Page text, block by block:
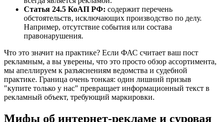
Статья 24.5 КоАП РФ: содержит перечень
обстоятельств, исключающих производство по делу.
Например, отсутствие события или состава
правонарушения.
Что это значит на практике? Если ФАС считает ваш пост
рекламным, а вы уверены, что это просто обзор ассортимента,
мы апеллируем к разъяснениям ведомства и судебной
практике. Граница очень тонкая: один лишний призыв
"купите только у нас" превращает информационный текст в
рекламный объект, требующий маркировки.
Мифы об интернет-рекламе и суровая